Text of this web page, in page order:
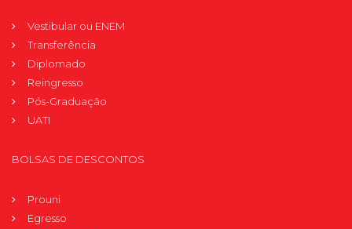
Vestibular ou ENEM
Transferência
Diplomado
Reingresso
Pós-Graduação
UATI
BOLSAS DE DESCONTOS
Prouni
Egresso